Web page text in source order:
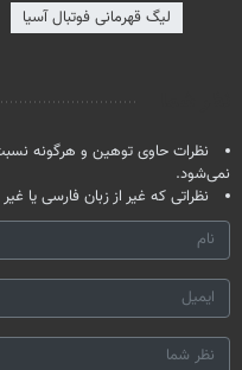
لیگ قهرمانی فوتبال آسیا
نظرات حاوی توهین و هرگونه
نمی‌شود.
نظراتی که غیر از زبان فارسی یا